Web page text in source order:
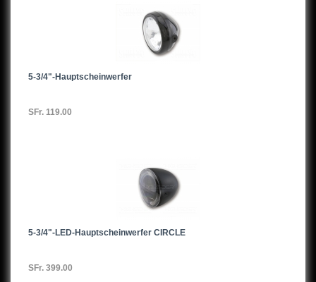
5-3/4"-Hauptscheinwerfer
SFr. 119.00
5-3/4"-LED-Hauptscheinwerfer CIRCLE
SFr. 399.00